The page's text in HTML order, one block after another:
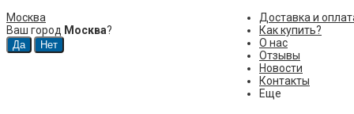
Москва
Ваш город Москва?
Доставка и
Как купить?
О нас
Отзывы
Новости
Контакты
Еще